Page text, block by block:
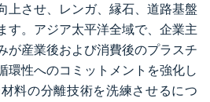
上させ、レンガ、縁石、道路基盤
す。アジア太平洋全域で、企業主
が産業後および消費後のプラスチ
環性へのコミットメントを強化し
料の分離技術を洗練させるにつ